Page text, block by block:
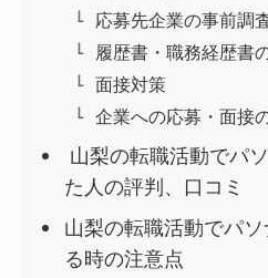
応募先企業の事前調
履歴書・職務経歴書
面接対策
企業への応募・面接
山梨の転職活動でパ
た人の評判、口コミ
山梨の転職活動でパ
る時の注意点